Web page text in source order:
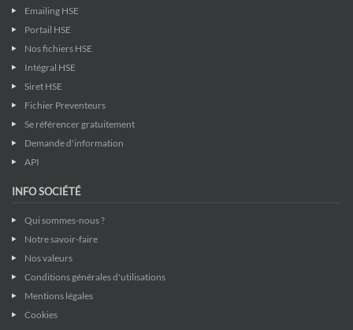
Emailing HSE
Portail HSE
Nos fichiers HSE
Intégral HSE
Siret HSE
Fichier Preventeurs
Se référencer gratuitement
Demande d'information
API
INFO SOCIÉTÉ
Qui sommes-nous ?
Notre savoir-faire
Nos valeurs
Conditions générales d'utilisations
Mentions légales
Cookies